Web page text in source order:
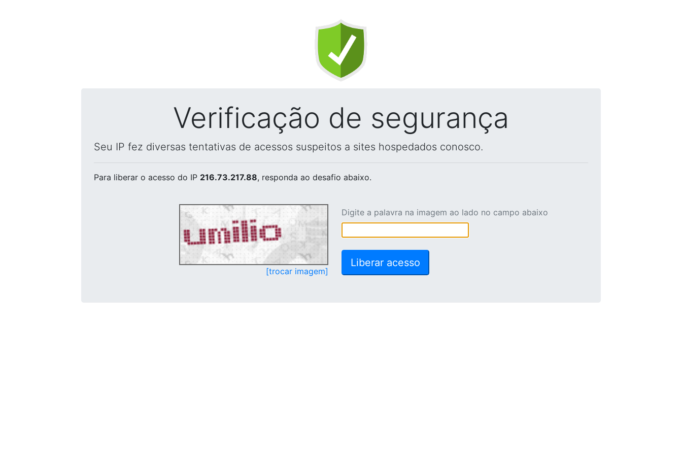
Verificação de segurança
Seu IP fez diversas tentativas de acessos suspeitos a sites hospedados conosco.
Para liberar o acesso do IP 216.73.217.88, responda ao desafio abaixo.
[trocar imagem]
Digite a palavra na imagem ao lado no campo abaixo